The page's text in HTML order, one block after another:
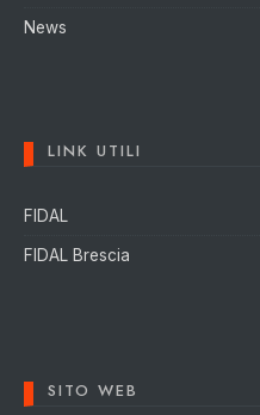
News
LINK UTILI
FIDAL
FIDAL Brescia
SITO WEB